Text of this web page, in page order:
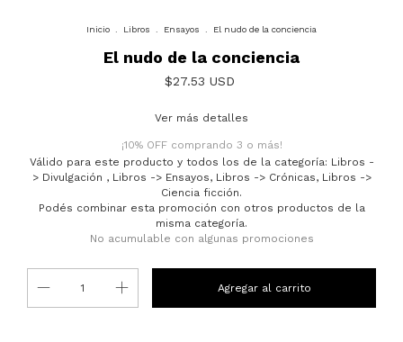
Inicio Libros Ensayos El nudo de la conciencia
El nudo de la conciencia
$27.53 USD
Ver más detalles
¡10% OFF comprando 3 o más!
Válido para este producto y todos los de la categoría: Libros -
> Divulgación , Libros -> Ensayos, Libros -> Crónicas, Libros ->
Ciencia ficción.
Podés combinar esta promoción con otros productos de la
misma categoría.
No acumulable con algunas promociones